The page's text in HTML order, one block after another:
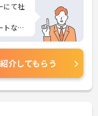
にて社
トな時
らに詳
。
紹介してもらう